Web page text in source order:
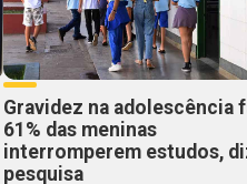
Gravidez na adolescência
61% das meninas
interromperem estudos,
pesquisa